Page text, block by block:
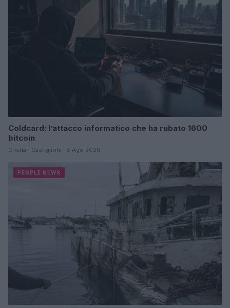
Coldcard: l’attacco informatico che ha rubato 1600
bitcoin
Cristian Castiglioni · 8 Ago 2026
PEOPLE NEWS